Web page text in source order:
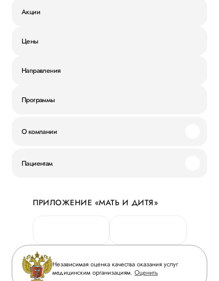
Акции
Цены
Направления
Программы
О компании
Новости
Руководство
Сотрудничество
Инвесторам
Журнал «Мать и дитя»
Пациентам
Личный кабинет
Персональные данные
Горячая линия качества
Вопрос-ответ
Приложение пациента
ПРИЛОЖЕНИЕ «МАТЬ И ДИТЯ»
Независимая оценка качества оказания услуг
медицинским организациям. Оценить